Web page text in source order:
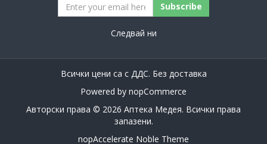
Subscribe
Следвай ни
Всички цени са с ДДС. Без доставка
Powered by nopCommerce
Авторски права © 2026 Аптека Медея. Всички права
запазени.
nopAccelerate Noble Theme